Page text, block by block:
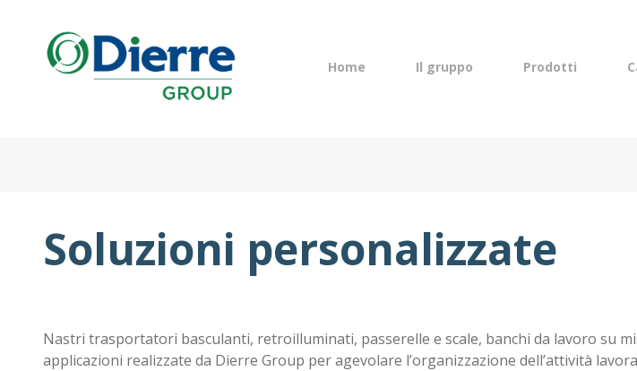
principale
Home Il gruppo Prodotti
Contatti
Il gruppoSoluzioni personalizzate
Nastri trasportatori basculanti, retroilluminati, passerelle e scale, banchi da lavoro su
applicazioni realizzate da Dierre Group per agevolare l’organizzazione dell’attività